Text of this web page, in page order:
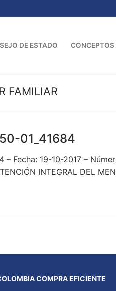
DE ESTADO
FAMILIAR
01_41684
Fecha: 19-10-2017 –
INTEGRAL DEL
COMPRA EFICIENTE